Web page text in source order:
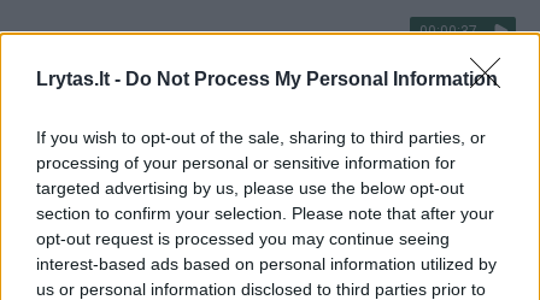
Lrytas.lt - Do Not Process My Personal Information
If you wish to opt-out of the sale, sharing to third parties, or
processing of your personal or sensitive information for
targeted advertising by us, please use the below opt-out
section to confirm your selection. Please note that after your
opt-out request is processed you may continue seeing
interest-based ads based on personal information utilized by
us or personal information disclosed to third parties prior to
00:00:37
J. Olekas nelinkęs kritikuoti G. Nausėdos už neatvykimą
atsisveikinti su K. Prunskiene: „Gyvenime pasitaiko
Žinios | Lietuvos diena
Visi įrašai